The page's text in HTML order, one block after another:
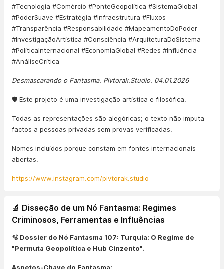
#Tecnologia #Comércio #PonteGeopolítica #SistemaGlobal
#PoderSuave #Estratégia #Infraestrutura #Fluxos
#Transparência #Responsabilidade #MapeamentoDoPoder
#InvestigaçãoArtística #Consciência #ArquiteturaDoSistema
#PolíticaInternacional #EconomiaGlobal #Redes #Influência
#AnáliseCrítica
Desmascarando o Fantasma. Pivtorak.Studio. 04.01.2026
🛡️ Este projeto é uma investigação artística e filosófica.
Todas as representações são alegóricas; o texto não imputa
factos a pessoas privadas sem provas verificadas.
Nomes incluídos porque constam em fontes internacionais
abertas.
https://www.instagram.com/pivtorak.studio
🔬 Disseção de um Nó Fantasma: Regimes
Criminosos, Ferramentas e Influências
🫧 Dossier do Nó Fantasma 107: Turquia: O Regime de
"Permuta Geopolítica e Hub Cinzento".